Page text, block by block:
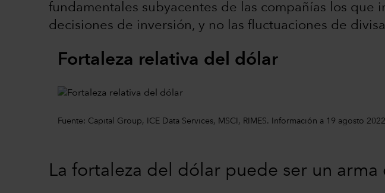
fundamentales subyacentes de las compañías los que
decisiones de inversión, y no las fluctuaciones de
Fortaleza relativa del dólar
Fuente: Capital Group, ICE Data Services, MSCI, RIMES. Información a 19 agosto
La fortaleza del dólar puede ser un